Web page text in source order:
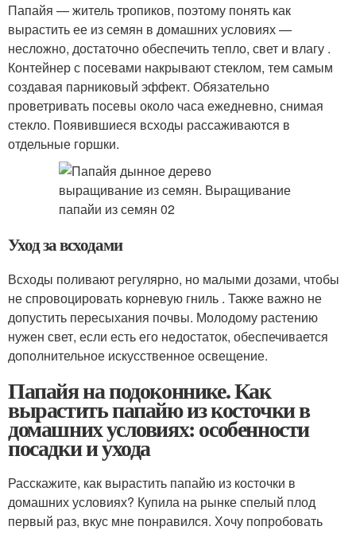
Папайя — житель тропиков, поэтому понять как
вырастить ее из семян в домашних условиях —
несложно, достаточно обеспечить тепло, свет и влагу .
Контейнер с посевами накрывают стеклом, тем самым
создавая парниковый эффект. Обязательно
проветривать посевы около часа ежедневно, снимая
стекло. Появившиеся всходы рассаживаются в
отдельные горшки.
Уход за всходами
Всходы поливают регулярно, но малыми дозами, чтобы
не спровоцировать корневую гниль . Также важно не
допустить пересыхания почвы. Молодому растению
нужен свет, если есть его недостаток, обеспечивается
дополнительное искусственное освещение.
Папайя на подоконнике. Как
вырастить папайю из косточки в
домашних условиях: особенности
посадки и ухода
Расскажите, как вырастить папайю из косточки в
домашних условиях? Купила на рынке спелый плод
первый раз, вкус мне понравился. Хочу попробовать